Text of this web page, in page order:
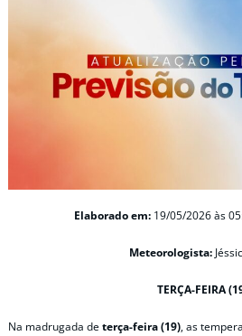
Elaborado em: 19/05/2026 às
Meteorologista:
TERÇA-FEIRA
Na madrugada deterça-feira (19), as